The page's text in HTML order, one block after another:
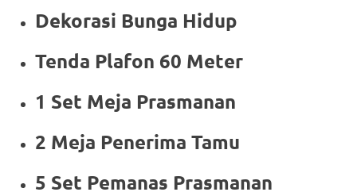
Dekorasi Bunga Hidup
Tenda Plafon 60 Meter
1 Set Meja Prasmanan
2 Meja Penerima Tamu
5 Set Pemanas Prasmanan